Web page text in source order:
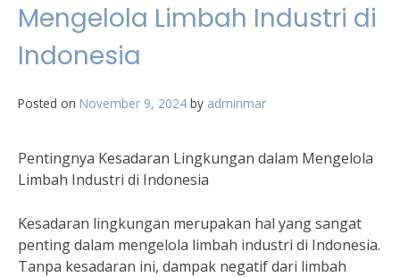
Mengelola Limbah Industri di
Indonesia
Posted on November 9, 2024 by adminmar
Pentingnya Kesadaran Lingkungan dalam Mengelola
Limbah Industri di Indonesia
Kesadaran lingkungan merupakan hal yang sangat
penting dalam mengelola limbah industri di Indonesia.
Tanpa kesadaran ini, dampak negatif dari limbah